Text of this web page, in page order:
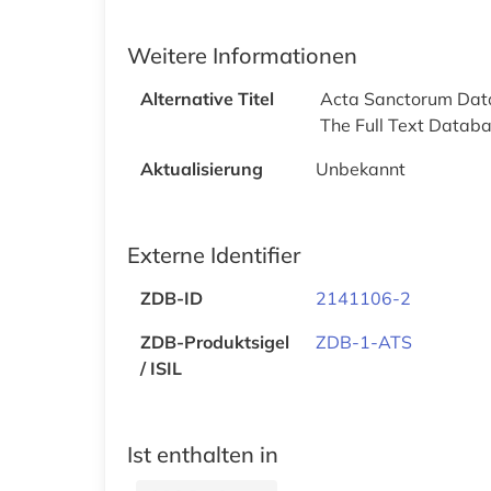
Weitere Informationen
Alternative Titel
Acta Sanctorum
The Full Text
Aktualisierung
Unbekannt
Externe Identifier
ZDB-ID
2141106-2
ZDB-Produktsigel
/ ISIL
ZDB-1-ATS
Ist enthalten in